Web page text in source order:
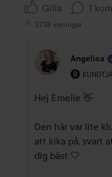
Gilla 1
3738 visningar
Angelica
Hej Emelie 👋
Den här var lite
att kika på, svart
dig bäst 🤍